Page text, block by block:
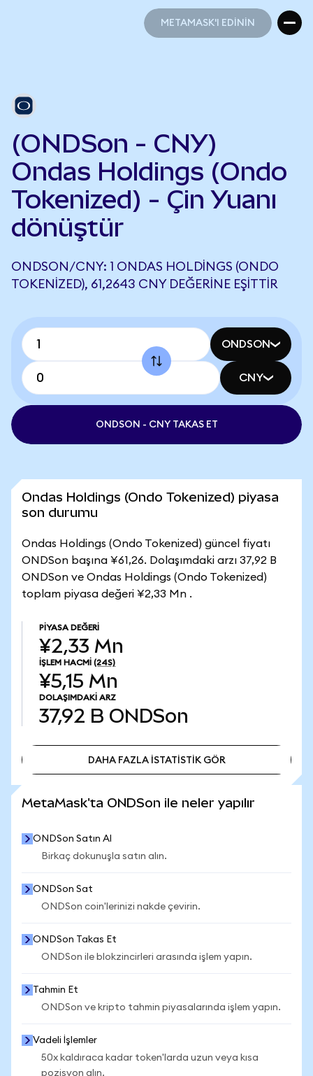
METAMASK'I EDİNİN
(ONDSon - CNY)
Ondas Holdings (Ondo
Tokenized) - Çin Yuanı
dönüştür
ONDSON/CNY: 1 ONDAS HOLDINGS (ONDO
TOKENIZED), 61,2643 CNY DEĞERINE EŞITTIR
ONDSON
CNY
ONDSON - CNY TAKAS ET
Ondas Holdings (Ondo Tokenized) piyasa
son durumu
Ondas Holdings (Ondo Tokenized) güncel fiyatı
ONDSon başına ¥61,26. Dolaşımdaki arzı 37,92 B
ONDSon ve Ondas Holdings (Ondo Tokenized)
toplam piyasa değeri ¥2,33 Mn .
PIYASA DEĞERI
¥2,33 Mn
İŞLEM HACMI (24S)
¥5,15 Mn
DOLAŞIMDAKI ARZ
37,92 B ONDSon
DAHA FAZLA İSTATİSTİK GÖR
MetaMask'ta ONDSon ile neler yapılır
ONDSon Satın Al
Birkaç dokunuşla satın alın.
ONDSon Sat
ONDSon coin'lerinizi nakde çevirin.
ONDSon Takas Et
ONDSon ile blokzincirleri arasında işlem yapın.
Tahmin Et
ONDSon ve kripto tahmin piyasalarında işlem yapın.
Vadeli İşlemler
50x kaldıraca kadar token'larda uzun veya kısa
pozisyon alın.